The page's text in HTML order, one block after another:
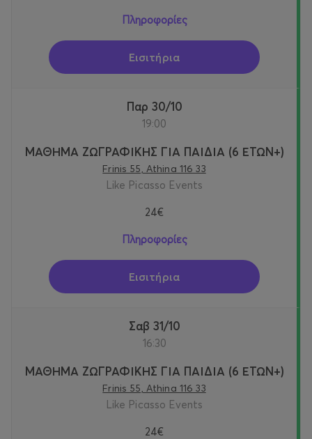
Πληροφορίες
Εισιτήρια
Παρ 30/10
19:00
ΜΑΘΗΜΑ ΖΩΓΡΑΦΙΚΗΣ ΓΙΑ ΠΑΙΔΙΑ (6 ΕΤΩΝ+)
Frinis 55, Athina 116 33
Like Picasso Events
24€
Πληροφορίες
Εισιτήρια
Σαβ 31/10
16:30
ΜΑΘΗΜΑ ΖΩΓΡΑΦΙΚΗΣ ΓΙΑ ΠΑΙΔΙΑ (6 ΕΤΩΝ+)
Frinis 55, Athina 116 33
Like Picasso Events
24€